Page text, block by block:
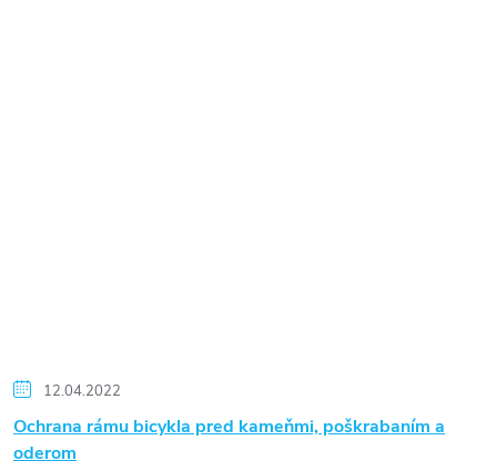
12.04.2022
Ochrana rámu bicykla pred kameňmi, poškrabaním a
oderom